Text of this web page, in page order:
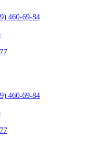
460-69-84
460-69-84